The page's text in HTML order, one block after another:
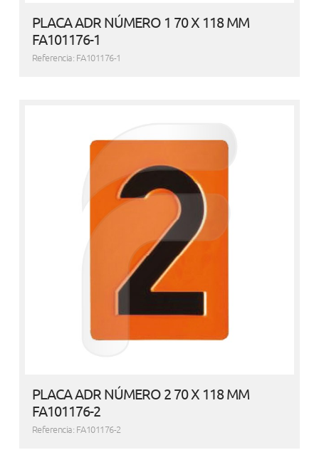
PLACA ADR NÚMERO 1 70 X 118 MM
FA101176-1
Referencia: FA101176-1
PLACA ADR NÚMERO 2 70 X 118 MM
FA101176-2
Referencia: FA101176-2